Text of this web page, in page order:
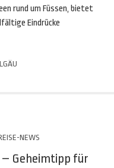
rund um Füssen, bietet
Eindrücke
NEWS
Geheimtipp für